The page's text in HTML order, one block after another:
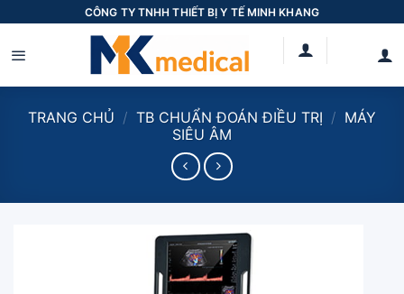
content
CÔNG TY TNHH THIẾT BỊ Y TẾ MINH KHANG
TRANG CHỦ / TB CHUẨN ĐOÁN ĐIỀU TRỊ / MÁY
SIÊU ÂM